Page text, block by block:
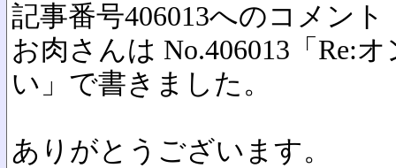
記事番号406013へのコメント
お肉さんは No.406013「Re:
い」で書きました。
ありがとうございます。